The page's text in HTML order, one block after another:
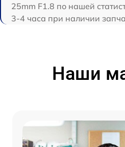
25mm F1.8 по нашей
3-4 часа при наличии
Наши